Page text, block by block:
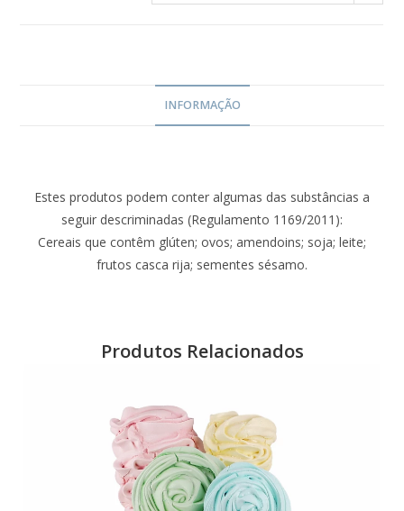
INFORMAÇÃO
Estes produtos podem conter algumas das substâncias a
seguir descriminadas (Regulamento 1169/2011):
Cereais que contêm glúten; ovos; amendoins; soja; leite;
frutos casca rija; sementes sésamo.
Produtos Relacionados